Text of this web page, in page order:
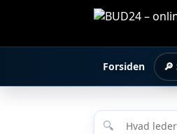
Forsiden
🔍